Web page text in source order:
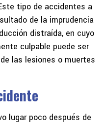
tipo de accidentes a
de la imprudencia
distraída, en cuyo
culpable puede ser
las lesiones o muertes
lugar poco después de